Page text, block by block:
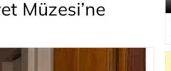
Müzesi’ne